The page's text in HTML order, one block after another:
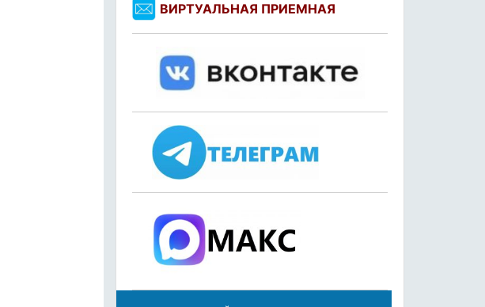
ВИРТУАЛЬНАЯ ПРИЕМНАЯ